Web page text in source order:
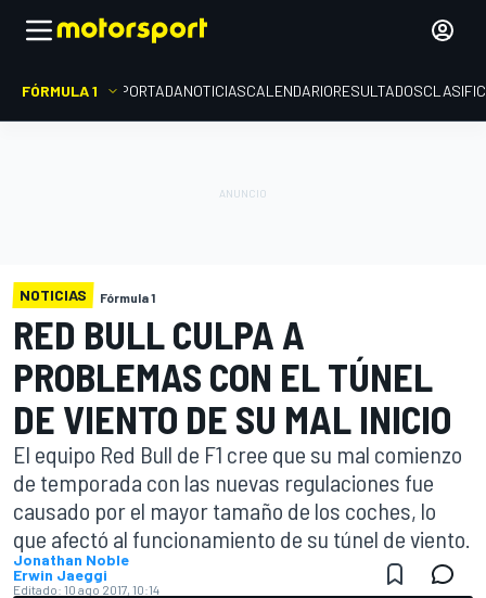
FÓRMULA 1 PORTADANOTICIASCALENDARIORESULTADOS
NOTICIAS Fórmula 1
RED BULL CULPA A
PROBLEMAS CON EL TÚNEL
DE VIENTO DE SU MAL INICIO
El equipo Red Bull de F1 cree que su mal comienzo
de temporada con las nuevas regulaciones fue
causado por el mayor tamaño de los coches, lo
que afectó al funcionamiento de su túnel de viento.
Jonathan Noble
Erwin Jaeggi
Editado: 10 ago 2017, 10:14